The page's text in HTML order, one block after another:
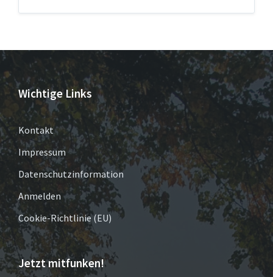
Wichtige Links
Kontakt
Impressum
Datenschutzinformation
Anmelden
Cookie-Richtlinie (EU)
Jetzt mitfunken!